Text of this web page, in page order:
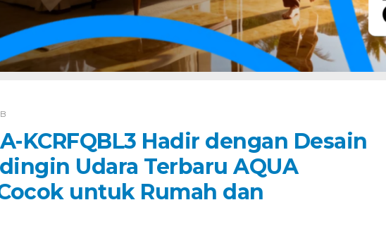
KCRFQBL3 Hadir dengan Desain
Udara Terbaru AQUA
untuk Rumah dan